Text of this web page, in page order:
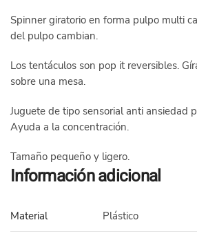
Spinner giratorio en forma pulpo multi
del pulpo cambian.
Los tentáculos son pop it reversibles.
sobre una mesa.
Juguete de tipo sensorial anti ansiedad
Ayuda a la concentración.
Tamaño pequeño y ligero.
Información adicional
Material Plástico